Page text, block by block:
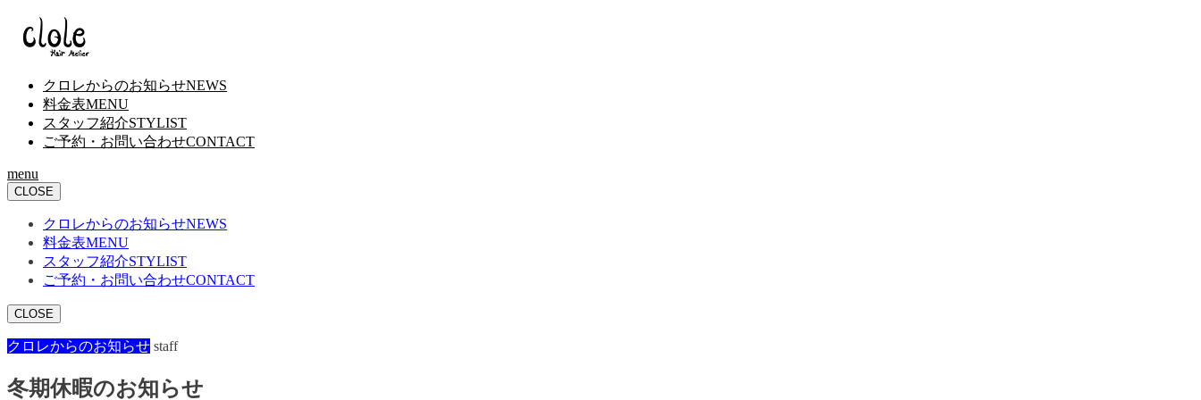
クロレからのお知らせNEWS
料金表MENU
スタッフ紹介STYLIST
ご予約・お問い合わせCONTACT
menu
CLOSE
クロレからのお知らせNEWS
料金表MENU
スタッフ紹介STYLIST
ご予約・お問い合わせCONTACT
CLOSE
クロレからのお知らせ staff
冬期休暇のお知らせ